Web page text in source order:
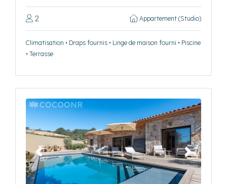
2 Appartement (Studio)
Climatisation • Draps fournis • Linge de maison fourni • Piscine
• Terrasse
Précédent Suivant